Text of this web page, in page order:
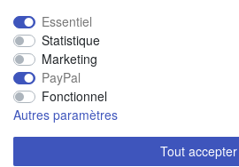
Essentiel
Statistique
Marketing
PayPal
Fonctionnel
Autres paramètres
Tout accepter